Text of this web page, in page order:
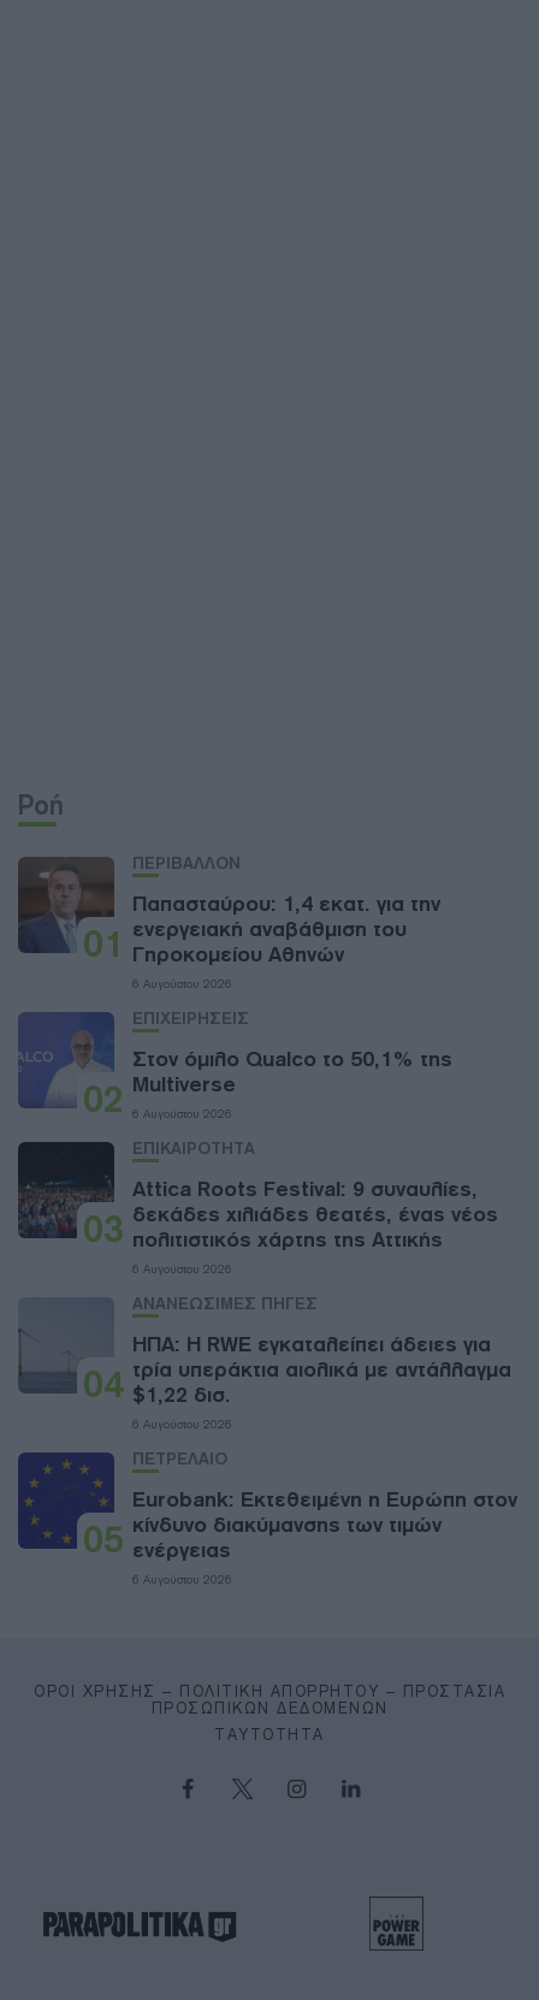
Ροή
01
ΠΕΡΙΒΑΛΛΟΝ
Παπασταύρου: 1,4 εκατ. για την
ενεργειακή αναβάθμιση του
Γηροκομείου Αθηνών
6 Αυγούστου 2026
02
ΕΠΙΧΕΙΡΗΣΕΙΣ
Στον όμιλο Qualco το 50,1% της
Multiverse
6 Αυγούστου 2026
03
ΕΠΙΚΑΙΡΟΤΗΤΑ
Attica Roots Festival: 9 συναυλίες,
δεκάδες χιλιάδες θεατές, ένας νέος
πολιτιστικός χάρτης της Αττικής
6 Αυγούστου 2026
04
ΑΝΑΝΕΩΣΙΜΕΣ ΠΗΓΕΣ
ΗΠΑ: Η RWE εγκαταλείπει άδειες για
τρία υπεράκτια αιολικά με αντάλλαγμα
$1,22 δισ.
6 Αυγούστου 2026
05
ΠΕΤΡΕΛΑΙΟ
Eurobank: Εκτεθειμένη η Ευρώπη στον
κίνδυνο διακύμανσης των τιμών
ενέργειας
6 Αυγούστου 2026
ΌΡΟΙ ΧΡΉΣΗΣ – ΠΟΛΙΤΙΚΉ ΑΠΟΡΡΉΤΟΥ – ΠΡΟΣΤΑΣΊΑ
ΠΡΟΣΩΠΙΚΏΝ ΔΕΔΟΜΈΝΩΝ
ΤΑΥΤΌΤΗΤΑ